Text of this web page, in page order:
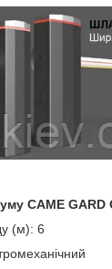
CAME GARD
(м): 6